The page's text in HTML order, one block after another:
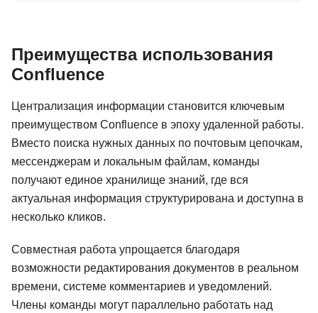
Преимущества использования
Confluence
Централизация информации становится ключевым
преимуществом Confluence в эпоху удаленной работы.
Вместо поиска нужных данных по почтовым цепочкам,
мессенджерам и локальным файлам, команды
получают единое хранилище знаний, где вся
актуальная информация структурирована и доступна в
несколько кликов.
Совместная работа упрощается благодаря
возможности редактирования документов в реальном
времени, системе комментариев и уведомлений.
Члены команды могут параллельно работать над